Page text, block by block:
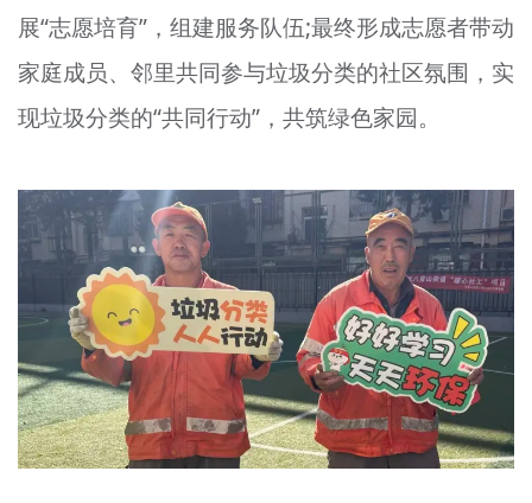
展“志愿培育”，组建服务队伍;最终形成志愿者带动
家庭成员、邻里共同参与垃圾分类的社区氛围，实
现垃圾分类的“共同行动”，共筑绿色家园。